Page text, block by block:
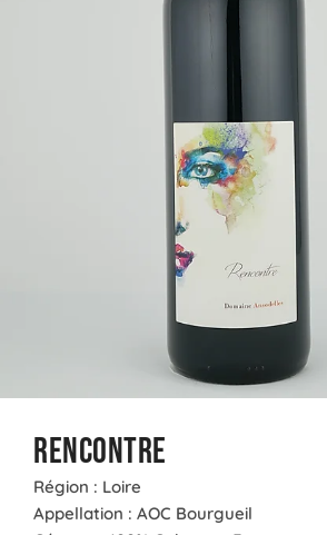
Rencontre
Région : Loire
Appellation : AOC Bourgueil